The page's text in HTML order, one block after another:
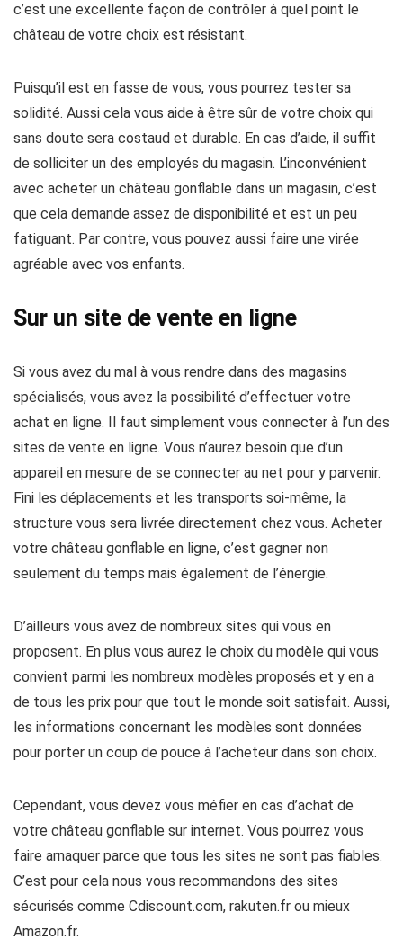
c’est une excellente façon de contrôler à quel point le
château de votre choix est résistant.
Puisqu’il est en fasse de vous, vous pourrez tester sa
solidité. Aussi cela vous aide à être sûr de votre choix qui
sans doute sera costaud et durable. En cas d’aide, il suffit
de solliciter un des employés du magasin. L’inconvénient
avec acheter un château gonflable dans un magasin, c’est
que cela demande assez de disponibilité et est un peu
fatiguant. Par contre, vous pouvez aussi faire une virée
agréable avec vos enfants.
Sur un site de vente en ligne
Si vous avez du mal à vous rendre dans des magasins
spécialisés, vous avez la possibilité d’effectuer votre
achat en ligne. Il faut simplement vous connecter à l’un des
sites de vente en ligne. Vous n’aurez besoin que d’un
appareil en mesure de se connecter au net pour y parvenir.
Fini les déplacements et les transports soi-même, la
structure vous sera livrée directement chez vous. Acheter
votre château gonflable en ligne, c’est gagner non
seulement du temps mais également de l’énergie.
D’ailleurs vous avez de nombreux sites qui vous en
proposent. En plus vous aurez le choix du modèle qui vous
convient parmi les nombreux modèles proposés et y en a
de tous les prix pour que tout le monde soit satisfait. Aussi,
les informations concernant les modèles sont données
pour porter un coup de pouce à l’acheteur dans son choix.
Cependant, vous devez vous méfier en cas d’achat de
votre château gonflable sur internet. Vous pourrez vous
faire arnaquer parce que tous les sites ne sont pas fiables.
C’est pour cela nous vous recommandons des sites
sécurisés comme Cdiscount.com, rakuten.fr ou mieux
Amazon.fr.